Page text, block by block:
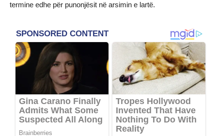
termine edhe për punonjësit në arsimin e lartë.